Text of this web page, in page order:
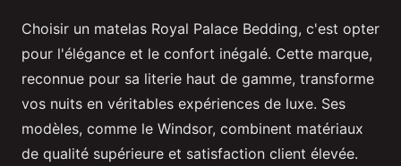
Choisir un matelas Royal Palace Bedding, c'est opter
pour l'élégance et le confort inégalé. Cette marque,
reconnue pour sa literie haut de gamme, transforme
vos nuits en véritables expériences de luxe. Ses
modèles, comme le Windsor, combinent matériaux
de qualité supérieure et satisfaction client élevée.